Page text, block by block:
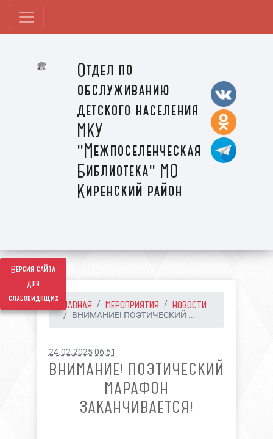
Версия сайта
для
слабовидящих
Отдел по
обслуживанию
детского населения
МКУ
"Межпоселенческая
Библиотека" МО
Киренский район
ГЛАВНАЯ МЕРОПРИЯТИЯ НОВОСТИ
ВНИМАНИЕ! ПОЭТИЧЕСКИЙ ...
24.02.2025 06:51
ВНИМАНИЕ! ПОЭТИЧЕСКИЙ
МАРАФОН
ЗАКАНЧИВАЕТСЯ!